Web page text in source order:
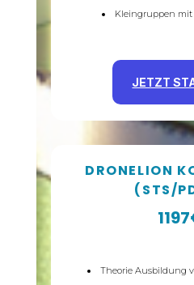
Kleingruppen mit
JETZT
DRONELION
(STS/
Theorie Ausbildung